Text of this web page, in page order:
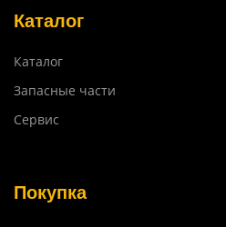
Каталог
Каталог
Запасные части
Сервис
Покупка